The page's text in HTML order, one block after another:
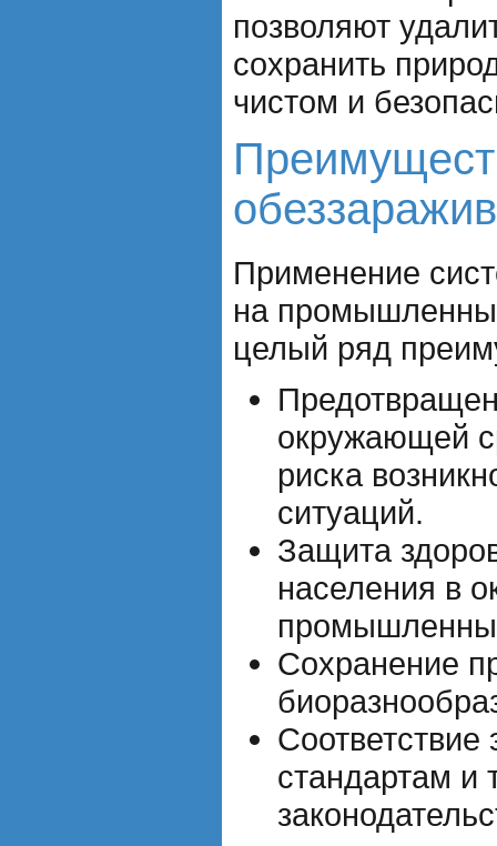
позволяют
сохранить
чистом и
Применение
на
целый ряд
окружающей
риска
ситуаций.
Защита
населения в
Сохранение
Соответствие
стандартам и